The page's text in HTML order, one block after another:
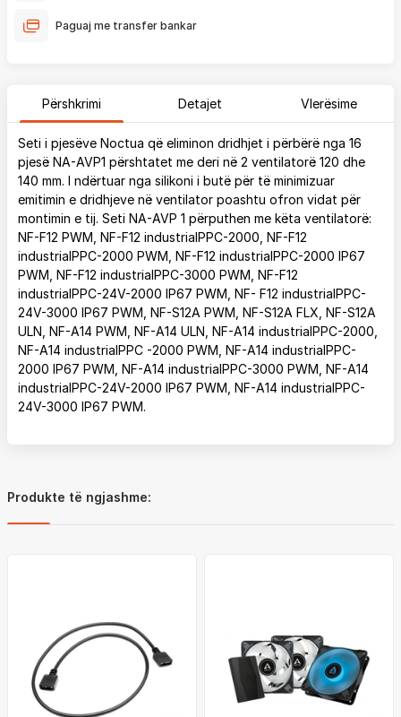
Paguaj me transfer bankar
Përshkrimi Detajet Vlerësime
Seti i pjesëve Noctua që eliminon dridhjet i përbërë nga 16
pjesë NA-AVP1 përshtatet me deri në 2 ventilatorë 120 dhe
140 mm. I ndërtuar nga silikoni i butë për të minimizuar
emitimin e dridhjeve në ventilator poashtu ofron vidat për
montimin e tij. Seti NA-AVP 1 përputhen me këta ventilatorë:
NF-F12 PWM, NF-F12 industrialPPC-2000, NF-F12
industrialPPC-2000 PWM, NF-F12 industrialPPC-2000 IP67
PWM, NF-F12 industrialPPC-3000 PWM, NF-F12
industrialPPC-24V-2000 IP67 PWM, NF- F12 industrialPPC-
24V-3000 IP67 PWM, NF-S12A PWM, NF-S12A FLX, NF-S12A
ULN, NF-A14 PWM, NF-A14 ULN, NF-A14 industrialPPC-2000,
NF-A14 industrialPPC -2000 PWM, NF-A14 industrialPPC-
2000 IP67 PWM, NF-A14 industrialPPC-3000 PWM, NF-A14
industrialPPC-24V-2000 IP67 PWM, NF-A14 industrialPPC-
24V-3000 IP67 PWM.
Produkte të ngjashme: